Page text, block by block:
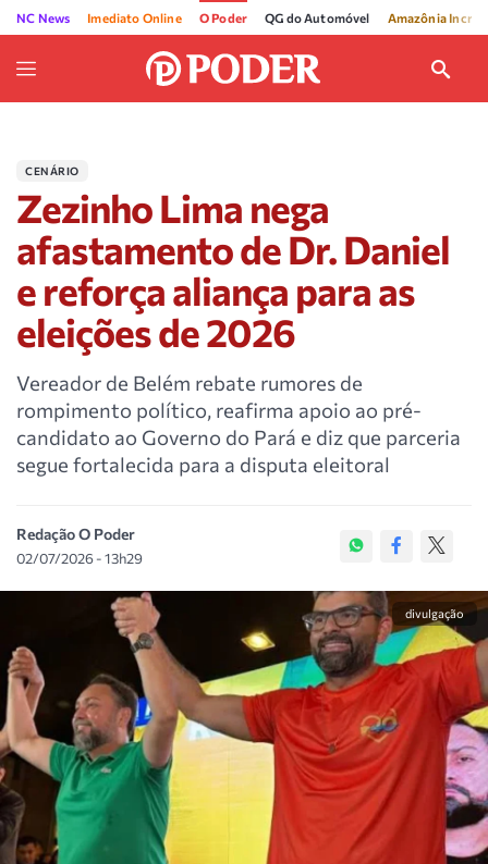
NC News Imediato Online O Poder QG do Automóvel Amazônia
CENÁRIO
Zezinho Lima nega
afastamento de Dr. Daniel
e reforça aliança para as
eleições de 2026
Vereador de Belém rebate rumores de
rompimento político, reafirma apoio ao pré-
candidato ao Governo do Pará e diz que parceria
segue fortalecida para a disputa eleitoral
Redação O Poder
02/07/2026 - 13h29
divulgação